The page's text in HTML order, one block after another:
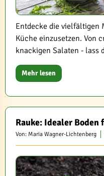
Entdecke die vielfältigen
Küche einzusetzen. Von
knackigen Salaten - lass
Mehr lesen
Rauke: Idealer
Von: Maria Wagner-Lichtenberg